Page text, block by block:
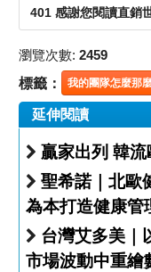
401 感謝您閱讀直銷
瀏覽次數: 2459
標籤： 我的團隊怎麼那
延伸閱讀
聖希諾｜北歐健
為本打造健康管
台灣艾多美｜
市場波動中重繪